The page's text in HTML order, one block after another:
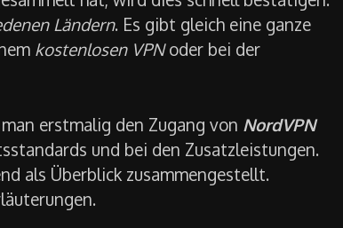
Ländern. Es gibt gleich eine ganze
kostenlosen VPNoder bei der
erstmalig den Zugang von NordVPN
und bei den Zusatzleistungen.
als Überblick zusammengestellt.